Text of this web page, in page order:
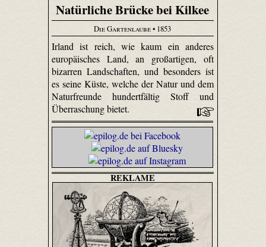
Natürliche Brücke bei Kilkee
Die Gartenlaube• 1853
Irland ist reich, wie kaum ein anderes
europäisches Land, an großartigen, oft
bizarren Landschaften, und besonders ist
es seine Küste, welche der Natur und dem
Naturfreunde hundertfältig Stoff und
Überraschung bietet.
REKLAME